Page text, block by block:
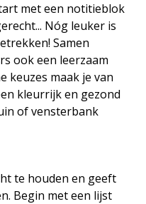
met een notitieblok
Nóg leuker is
Samen
ook een leerzaam
keuzes maak je van
kleurrijk en gezond
of vensterbank
te houden en geeft
Begin met een lijst